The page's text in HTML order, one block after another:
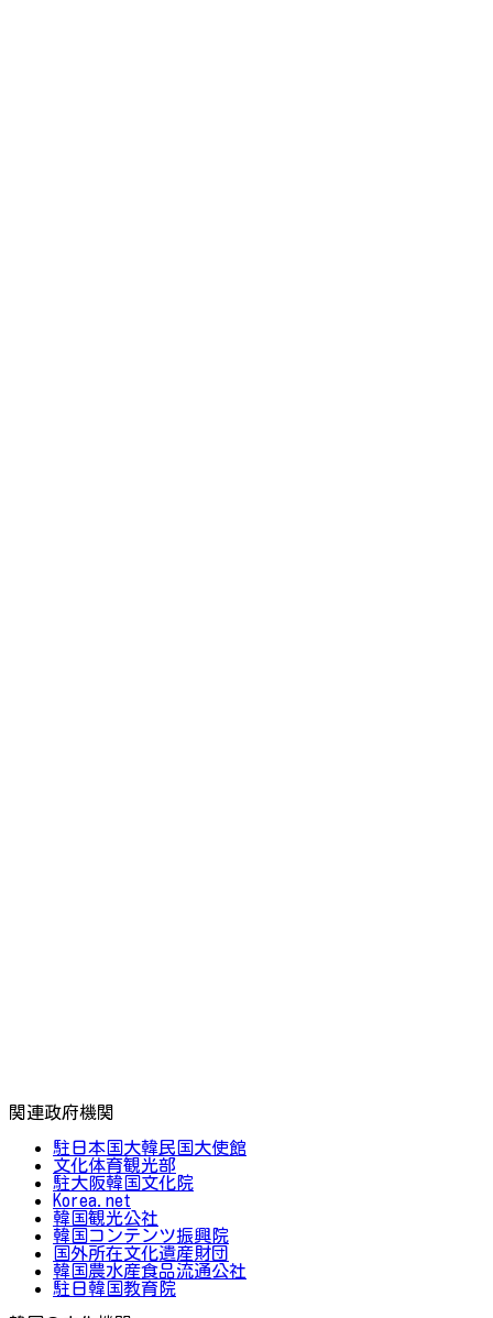
関連政府機関
駐日本国大韓民国大使館
文化体育観光部
駐大阪韓国文化院
Korea.net
韓国観光公社
韓国コンテンツ振興院
国外所在文化遺産財団
韓国農水産食品流通公社
駐日韓国教育院